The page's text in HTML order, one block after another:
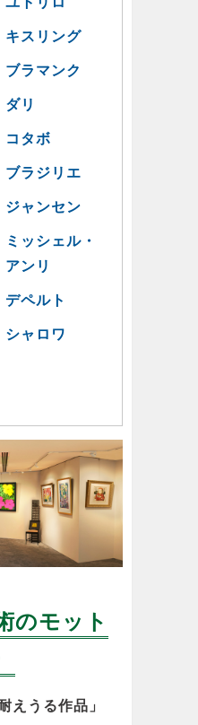
キスリング
ブラマンク
ダリ
コタボ
ブラジリエ
ジャンセン
ミッシェル・
アンリ
デペルト
シャロワ
のモット
えうる作品」